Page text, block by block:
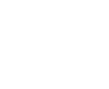
という想いがありま
が実現できます。